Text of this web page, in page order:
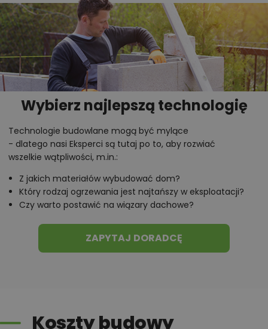
Wybierz najlepszą technologię
Technologie budowlane mogą być mylące
- dlatego nasi Eksperci są tutaj po to, aby rozwiać
wszelkie wątpliwości, m.in.:
Z jakich materiałów wybudować dom?
Który rodzaj ogrzewania jest najtańszy w eksploatacji?
Czy warto postawić na wiązary dachowe?
ZAPYTAJ DORADCĘ
Koszty budowy